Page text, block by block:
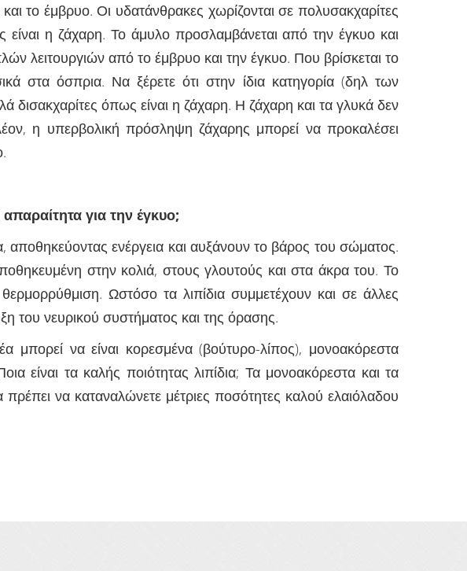
το έμβρυο. Οι υδατάνθρακες χωρίζονται σε πολυσακχαρίτες
η ζάχαρη. Το άμυλο προσλαμβάνεται από την έγκυο και
λειτουργιών από το έμβρυο και την έγκυο. Που βρίσκεται το
στα όσπρια. Να ξέρετε ότι στην ίδια κατηγορία (δηλ των
όπως είναι η ζάχαρη. Η ζάχαρη και τα γλυκά δεν
η υπερβολική πρόσληψη ζάχαρης μπορεί να προκαλέσει
απαραίτητα για την έγκυο;
αποθηκεύοντας ενέργεια και αυξάνουν το βάρος του σώματος.
στην κολιά, στους γλουτούς και στα άκρα του. Το
Ωστόσο τα λιπίδια συμμετέχουν και σε άλλες
του νευρικού συστήματος και της όρασης.
μπορεί να είναι κορεσμένα (βούτυρο-λίπος), μονοακόρεστα
είναι τα καλής ποιότητας λιπίδια; Τα μονοακόρεστα και τα
να καταναλώνετε μέτριες ποσότητες καλού ελαιόλαδου